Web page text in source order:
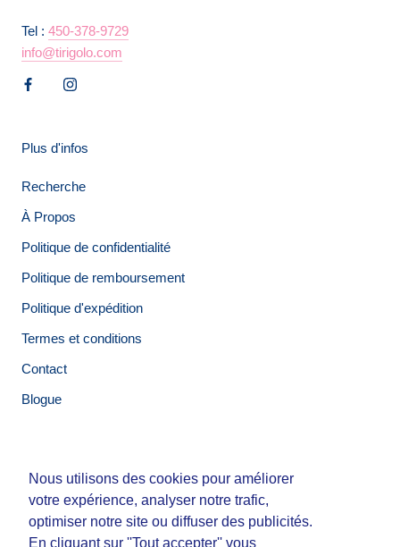
Nous utilisons des cookies pour améliorer
votre expérience, analyser notre trafic,
optimiser notre site ou diffuser des publicités.
En cliquant sur ''Tout accepter'' vous
Nous utilisons des cookies pour améliorer
votre expérience, analyser notre trafic,
optimiser notre site ou diffuser des publicités.
En cliquant sur ''Tout accepter'' vous
Tel : 450-378-9729
info@tirigolo.com
Plus d'infos
Recherche
À Propos
Politique de confidentialité
Politique de remboursement
Politique d'expédition
Termes et conditions
Contact
Blogue
© Tirigolo et Cie.
Fait parThird Party Studio